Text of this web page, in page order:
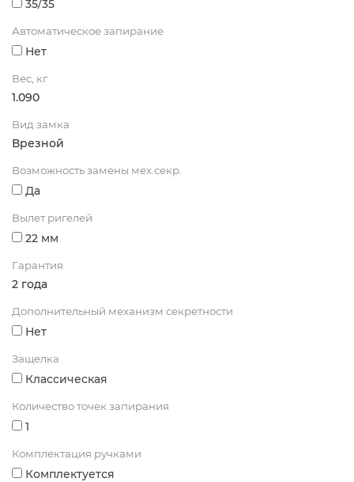
35/35
Автоматическое запирание
Нет
Вес, кг
1.090
Вид замка
Врезной
Возможность замены мех.секр.
Да
Вылет ригелей
22 мм
Гарантия
2 года
Дополнительный механизм секретности
Нет
Защелка
Классическая
Количество точек запирания
1
Комплектация ручками
Комплектуется